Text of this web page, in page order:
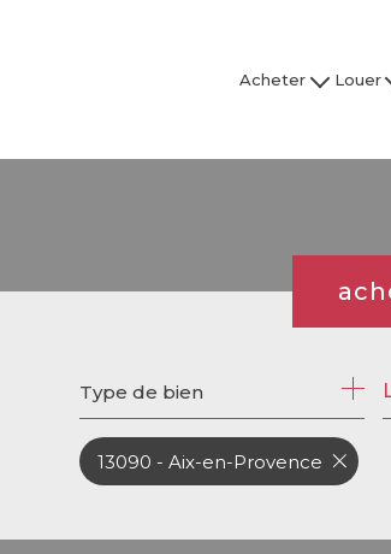
Acheter
Appartement
Tous nos biens
Louer
Tous nos
de
de
Type de bien
13090 - Aix-en-Provence